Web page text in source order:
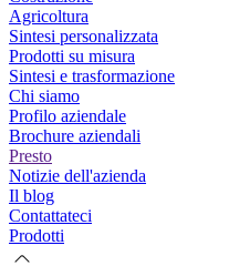
Agricoltura
Sintesi personalizzata
Prodotti su misura
Sintesi e trasformazione
Chi siamo
Profilo aziendale
Brochure aziendali
Presto
Notizie dell'azienda
Il blog
Contattateci
Prodotti